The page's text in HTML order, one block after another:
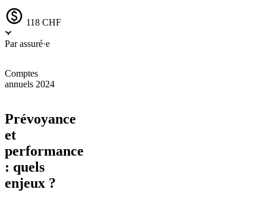
118 CHF
Par assuré·e
Comptes
annuels 2024
Prévoyance
et
performance
: quels
enjeux ?